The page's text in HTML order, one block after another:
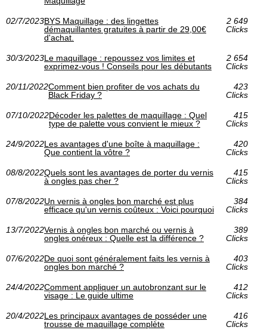
02/7/2023BYS Maquillage : des lingettes
démaquillantes gratuites à partir de 29,00€
d'achat.
2 649
Clicks
30/3/2023Le maquillage : repoussez vos limites et
exprimez-vous ! Conseils pour les débutants
2 654
Clicks
20/11/2022Comment bien profiter de vos achats du
Black Friday ?
423
Clicks
07/10/2022Décoder les palettes de maquillage : Quel
type de palette vous convient le mieux ?
415
Clicks
24/9/2022Les avantages d'une boîte à maquillage :
Que contient la vôtre ?
420
Clicks
08/8/2022Quels sont les avantages de porter du vernis
à ongles pas cher ?
415
Clicks
07/8/2022Un vernis à ongles bon marché est plus
efficace qu'un vernis coûteux : Voici pourquoi
384
Clicks
13/7/2022Vernis à ongles bon marché ou vernis à
ongles onéreux : Quelle est la différence ?
389
Clicks
07/6/2022De quoi sont généralement faits les vernis à
ongles bon marché ?
403
Clicks
24/4/2022Comment appliquer un autobronzant sur le
visage : Le guide ultime
412
Clicks
20/4/2022Les principaux avantages de posséder une
trousse de maquillage complète
416
Clicks